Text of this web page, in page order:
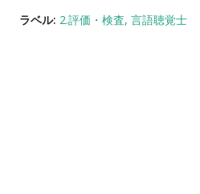
ラベル: 2.評価・検査 言語聴覚士